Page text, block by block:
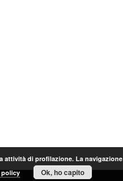
attività di profilazione. La navigazione
policy Ok, ho capito